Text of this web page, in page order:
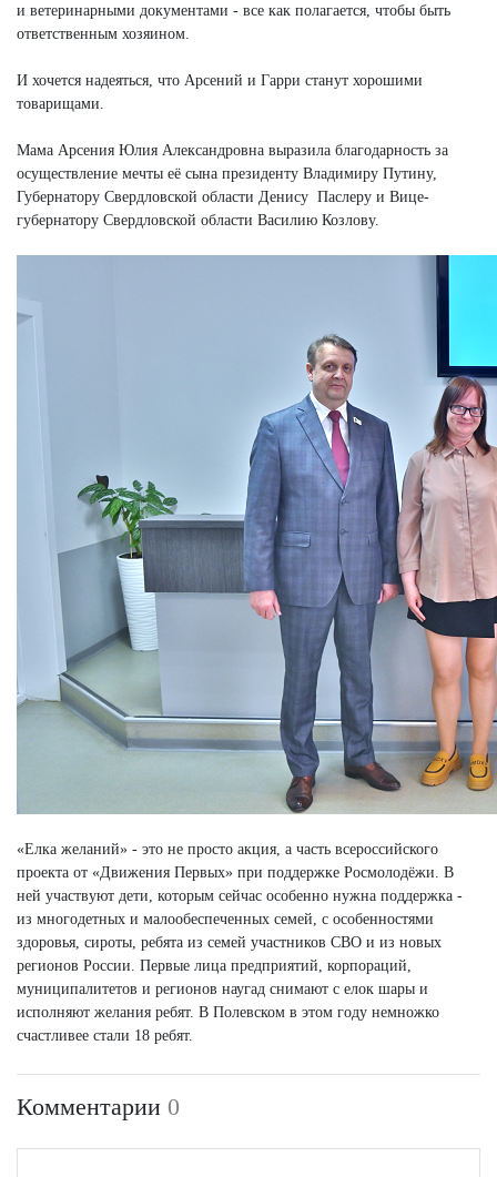
и ветеринарными документами - все как полагается, чтобы быть
ответственным хозяином.
И хочется надеяться, что Арсений и Гарри станут хорошими
товарищами.
Мама Арсения Юлия Александровна выразила благодарность за
осуществление мечты её сына президенту Владимиру Путину,
Губернатору Свердловской области Денису Паслеру и Вице-
губернатору Свердловской области Василию Козлову.
«Елка желаний» - это не просто акция, а часть всероссийского
проекта от «Движения Первых» при поддержке Росмолодёжи. В
ней участвуют дети, которым сейчас особенно нужна поддержка -
из многодетных и малообеспеченных семей, с особенностями
здоровья, сироты, ребята из семей участников СВО и из новых
регионов России. Первые лица предприятий, корпораций,
муниципалитетов и регионов наугад снимают с елок шары и
исполняют желания ребят. В Полевском в этом году немножко
счастливее стали 18 ребят.
Комментарии 0